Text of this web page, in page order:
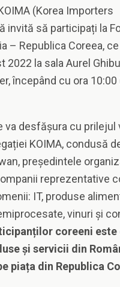
(Korea Importers
invită să participați la
– Republica Coreea,
2022 la sala Aurel
începând cu ora 10:00
va desfășura cu prilejul
KOIMA, condusă
președintele
reprezentative
IT, produse
vinuri și
coreeni este
și servicii din
piața din Republica